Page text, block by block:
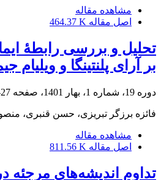
مشاهده مقاله
اصل مقاله 464.37 K
تحلیل و بررسی رابطۀ
بر آرای پلنتینگا و ویلیام
دوره 19، شماره 1، بهار 1401، صفحه 27-52
فائزه برزگر تبریزی، حسن قنبری،
مشاهده مقاله
اصل مقاله 811.56 K
تداوم اندیشه‌های مرجئه